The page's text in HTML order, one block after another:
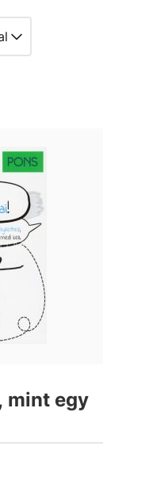
mint egy